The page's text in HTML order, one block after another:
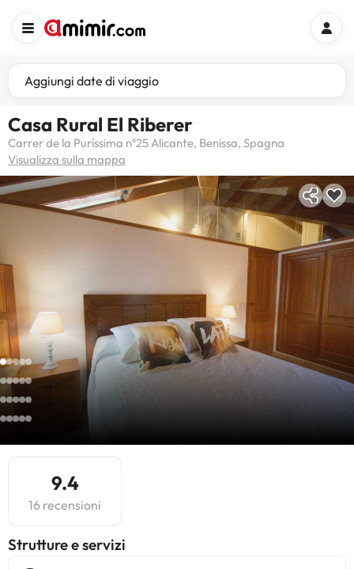
Aggiungi date di viaggio
Casa Rural El Riberer
Carrer de la Puríssima nº25 Alicante, Benissa, Spagna
Visualizza sulla mappa
9.4
16 recensioni
​Strutture e servizi